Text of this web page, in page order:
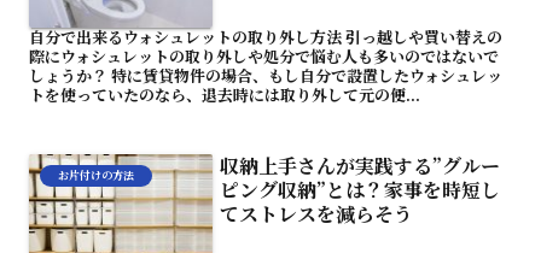
自分で出来るウォシュレットの取り外し方法 引っ越しや買い替えの
際にウォシュレットの取り外しや処分で悩む人も多いのではないで
しょうか？ 特に賃貸物件の場合、もし自分で設置したウォシュレッ
トを使っていたのなら、退去時には取り外して元の便...
お片付けの方法
収納上手さんが実践する”グルー
ピング収納”とは？家事を時短し
てストレスを減らそう